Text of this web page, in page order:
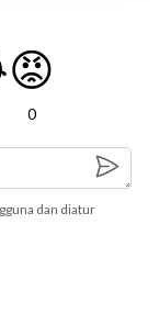
😡
0
dan diatur